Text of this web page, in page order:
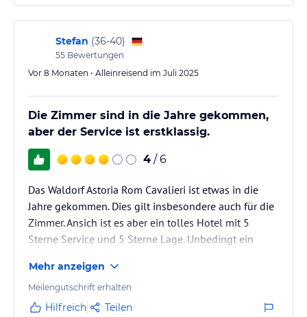
Stefan (36-40)
55 Bewertungen
Vor 8 Monaten • Alleinreisend im Juli 2025
Die Zimmer sind in die Jahre gekommen,
aber der Service ist erstklassig.
4 / 6
Das Waldorf Astoria Rom Cavalieri ist etwas in die
Jahre gekommen. Dies gilt insbesondere auch für die
Zimmer. Ansich ist es aber ein tolles Hotel mit 5
Sterne Service und 5 Sterne Lage. Unbedingt ein
Sendemast.
Mehr anzeigen
Meilengutschrift erhalten
Hilfreich Teilen